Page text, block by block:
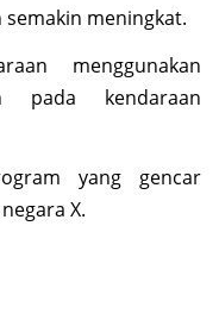
meningkat.
menggunakan
pada kendaraan
yang gencar
X.